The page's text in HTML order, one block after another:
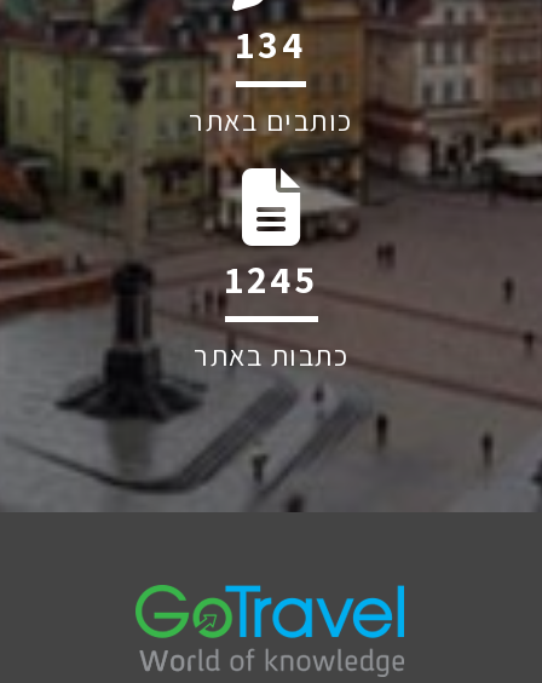
201
כותבים באתר
1874
כתבות באתר